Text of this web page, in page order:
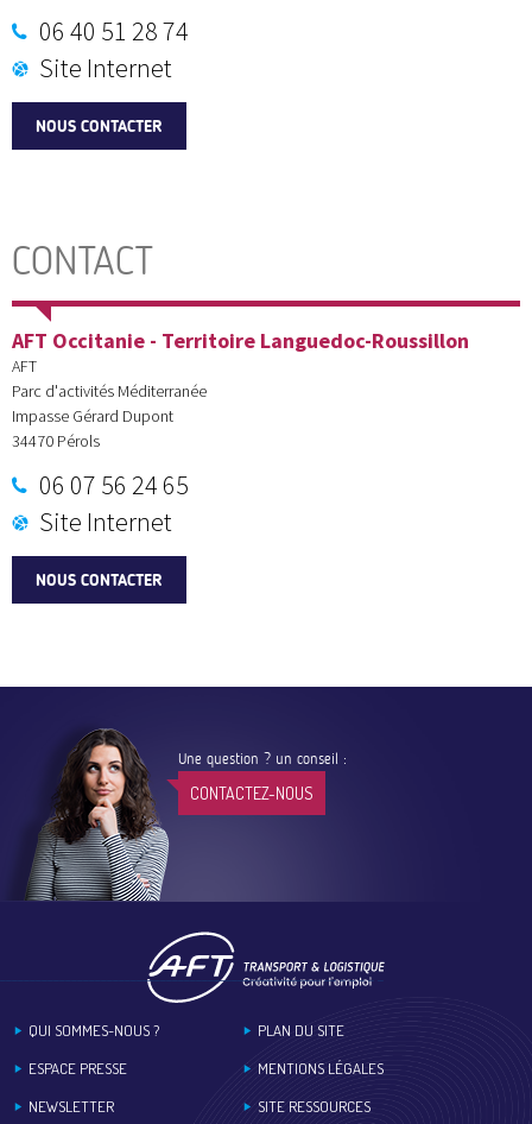
06 40 51 28 74
Site Internet
NOUS CONTACTER
CONTACT
AFT Occitanie - Territoire Languedoc-Roussillon
AFT
Parc d'activités Méditerranée
Impasse Gérard Dupont
34470 Pérols
06 07 56 24 65
Site Internet
NOUS CONTACTER
Une question ? un conseil :
CONTACTEZ-NOUS
QUI SOMMES-NOUS ?
ESPACE PRESSE
NEWSLETTER
PLAN DU SITE
MENTIONS LÉGALES
SITE RESSOURCES